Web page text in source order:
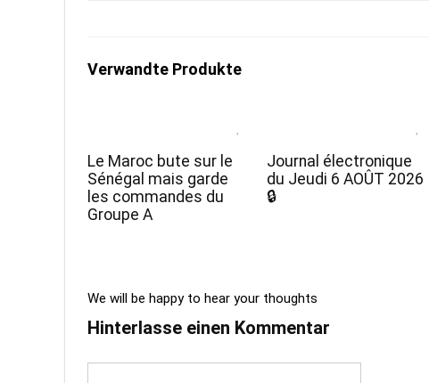
Verwandte Produkte
Le Maroc bute sur le
Sénégal mais garde
les commandes du
Groupe A
Journal électronique
du Jeudi 6 AOÛT 2026
🔒
We will be happy to hear your thoughts
Hinterlasse einen Kommentar